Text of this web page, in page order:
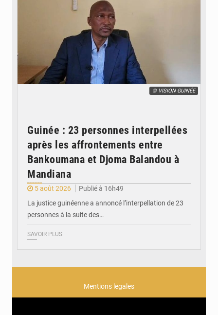
© VISION GUINÉE
Guinée : 23 personnes interpellées
après les affrontements entre
Bankoumana et Djoma Balandou à
Mandiana
5 août 2026
Publié à 16h49
La justice guinéenne a annoncé l’interpellation de 23
personnes à la suite des…
SAVOIR PLUS
Mentions legales